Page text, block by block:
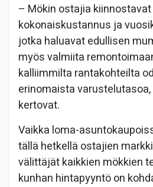
– Mökin ostajia
kokonaiskustannus ja
jotka haluavat edullisen
myös valmiita
kalliimmilta rantakohteilta
erinomaista
kertovat.
Vaikka loma-
tällä hetkellä ostajien
välittäjät kaikkien mökkien
kunhan hintapyyntö on